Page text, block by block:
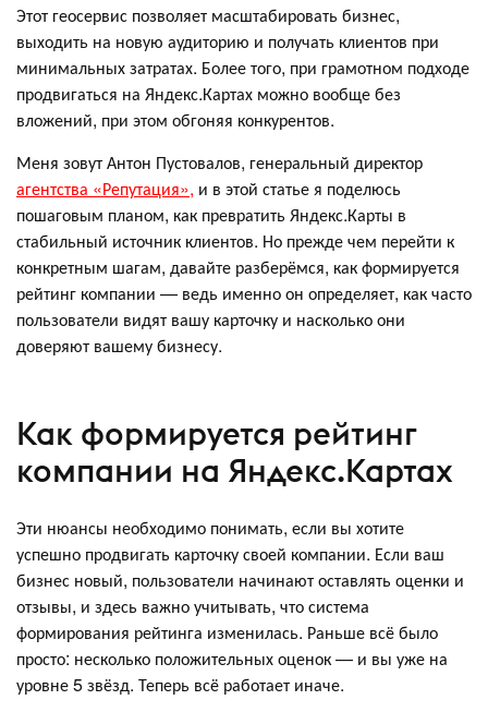
Этот геосервис позволяет масштабировать бизнес,
выходить на новую аудиторию и получать клиентов при
минимальных затратах. Более того, при грамотном подходе
продвигаться на Яндекс.Картах можно вообще без
вложений, при этом обгоняя конкурентов.
Меня зовут Антон Пустовалов, генеральный директор
агентства «Репутация», и в этой статье я поделюсь
пошаговым планом, как превратить Яндекс.Карты в
стабильный источник клиентов. Но прежде чем перейти к
конкретным шагам, давайте разберёмся, как формируется
рейтинг компании — ведь именно он определяет, как часто
пользователи видят вашу карточку и насколько они
доверяют вашему бизнесу.
Как формируется рейтинг
компании на Яндекс.Картах
Эти нюансы необходимо понимать, если вы хотите
успешно продвигать карточку своей компании. Если ваш
бизнес новый, пользователи начинают оставлять оценки и
отзывы, и здесь важно учитывать, что система
формирования рейтинга изменилась. Раньше всё было
просто: несколько положительных оценок — и вы уже на
уровне 5 звёзд. Теперь всё работает иначе.